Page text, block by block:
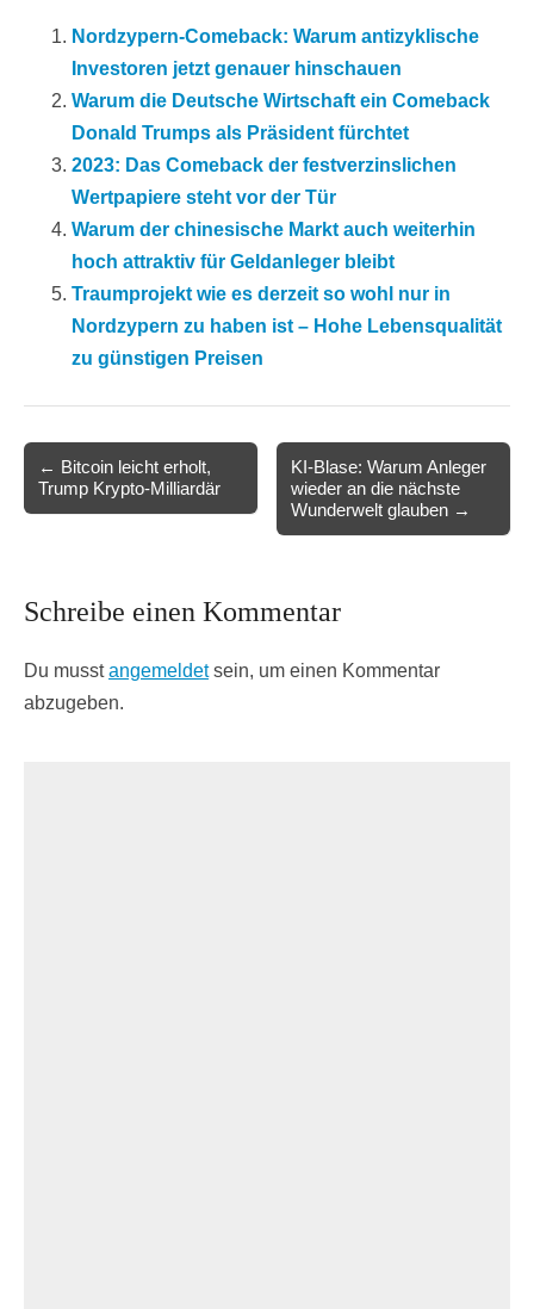
Nordzypern-Comeback: Warum antizyklische
Investoren jetzt genauer hinschauen
Warum die Deutsche Wirtschaft ein Comeback
Donald Trumps als Präsident fürchtet
2023: Das Comeback der festverzinslichen
Wertpapiere steht vor der Tür
Warum der chinesische Markt auch weiterhin
hoch attraktiv für Geldanleger bleibt
Traumprojekt wie es derzeit so wohl nur in
Nordzypern zu haben ist – Hohe Lebensqualität
zu günstigen Preisen
navigation
← Bitcoin leicht erholt,
Trump Krypto-Milliardär
KI-Blase: Warum Anleger
wieder an die nächste
Wunderwelt glauben →
Schreibe einen Kommentar
Du musstangemeldetsein, um einen Kommentar
abzugeben.